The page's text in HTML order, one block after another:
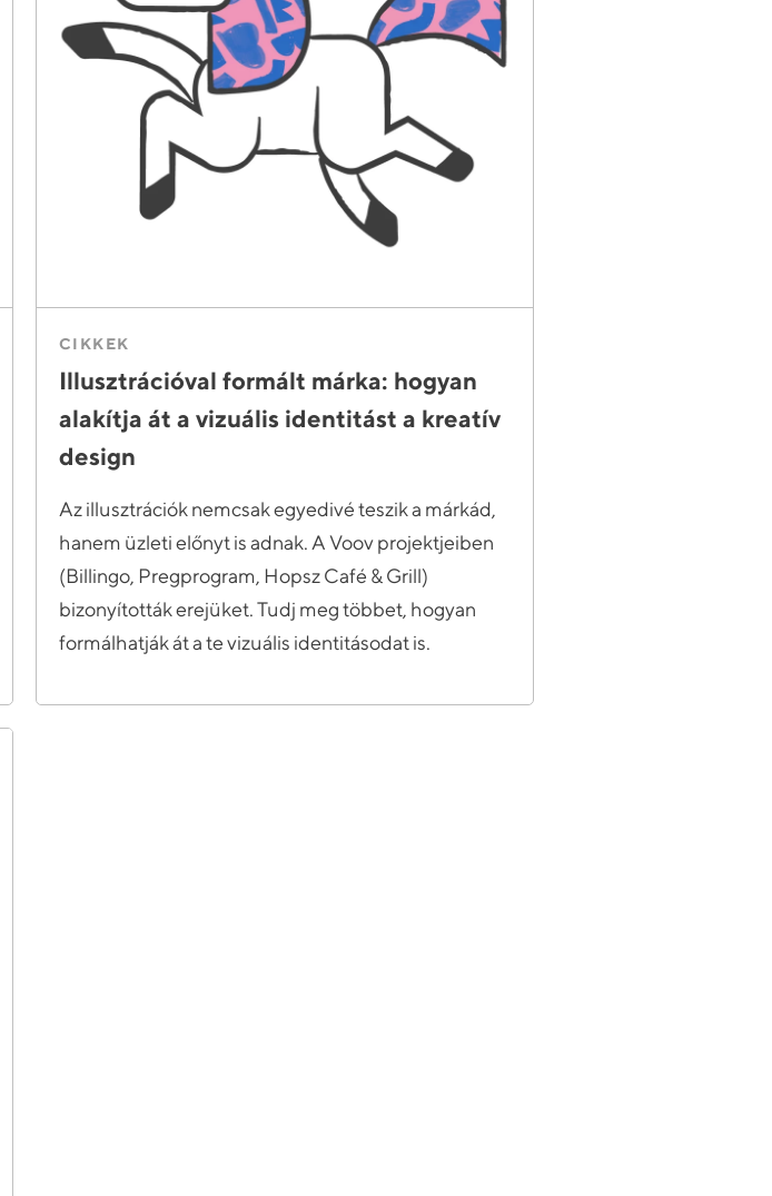
CIKKEK
Illusztrációval formált márka: hogyan
alakítja át a vizuális identitást a kreatív
design
Az illusztrációk nemcsak egyedivé teszik a márkád,
hanem üzleti előnyt is adnak. A Voov projektjeiben
(Billingo, Pregprogram, Hopsz Café & Grill)
bizonyították erejüket. Tudj meg többet, hogyan
formálhatják át a te vizuális identitásodat is.